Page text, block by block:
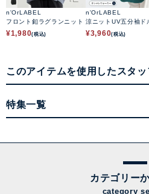
n'OrLABEL
フロント釦ラグランニット
¥1,980(税込)
n'OrLABEL
涼ニットUV五分袖ド
ンカーディガン
¥3,960(税込)
このアイテムを使用したスタ
特集一覧
カテゴリー
category